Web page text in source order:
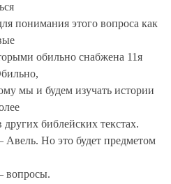
понимания этого вопроса как
обильно снабжена 11я
мы и будем изучать истории
библейских текстах.
Но это будет предметом
вопросы.